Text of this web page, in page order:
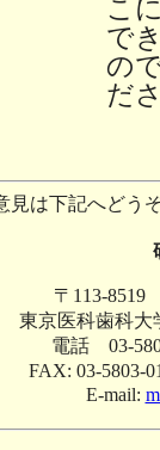
こ
で
の
だ
は下記へどうぞ
〒113-8519
東京医科歯科大
電話 03-
FAX: 03-5803-
E-mail: